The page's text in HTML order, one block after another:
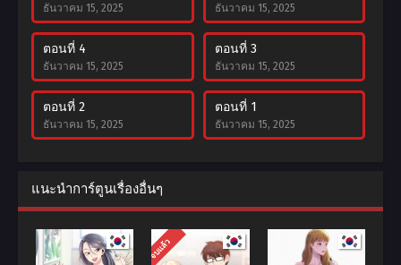
ธันวาคม 15, 2025 ธันวาคม 15, 2025
ตอนที่ 4
ธันวาคม 15, 2025
ตอนที่ 3
ธันวาคม 15, 2025
ตอนที่ 2
ธันวาคม 15, 2025
ตอนที่ 1
ธันวาคม 15, 2025
แนะนำการ์ตูนเรื่องอื่นๆ
จบแล้ว